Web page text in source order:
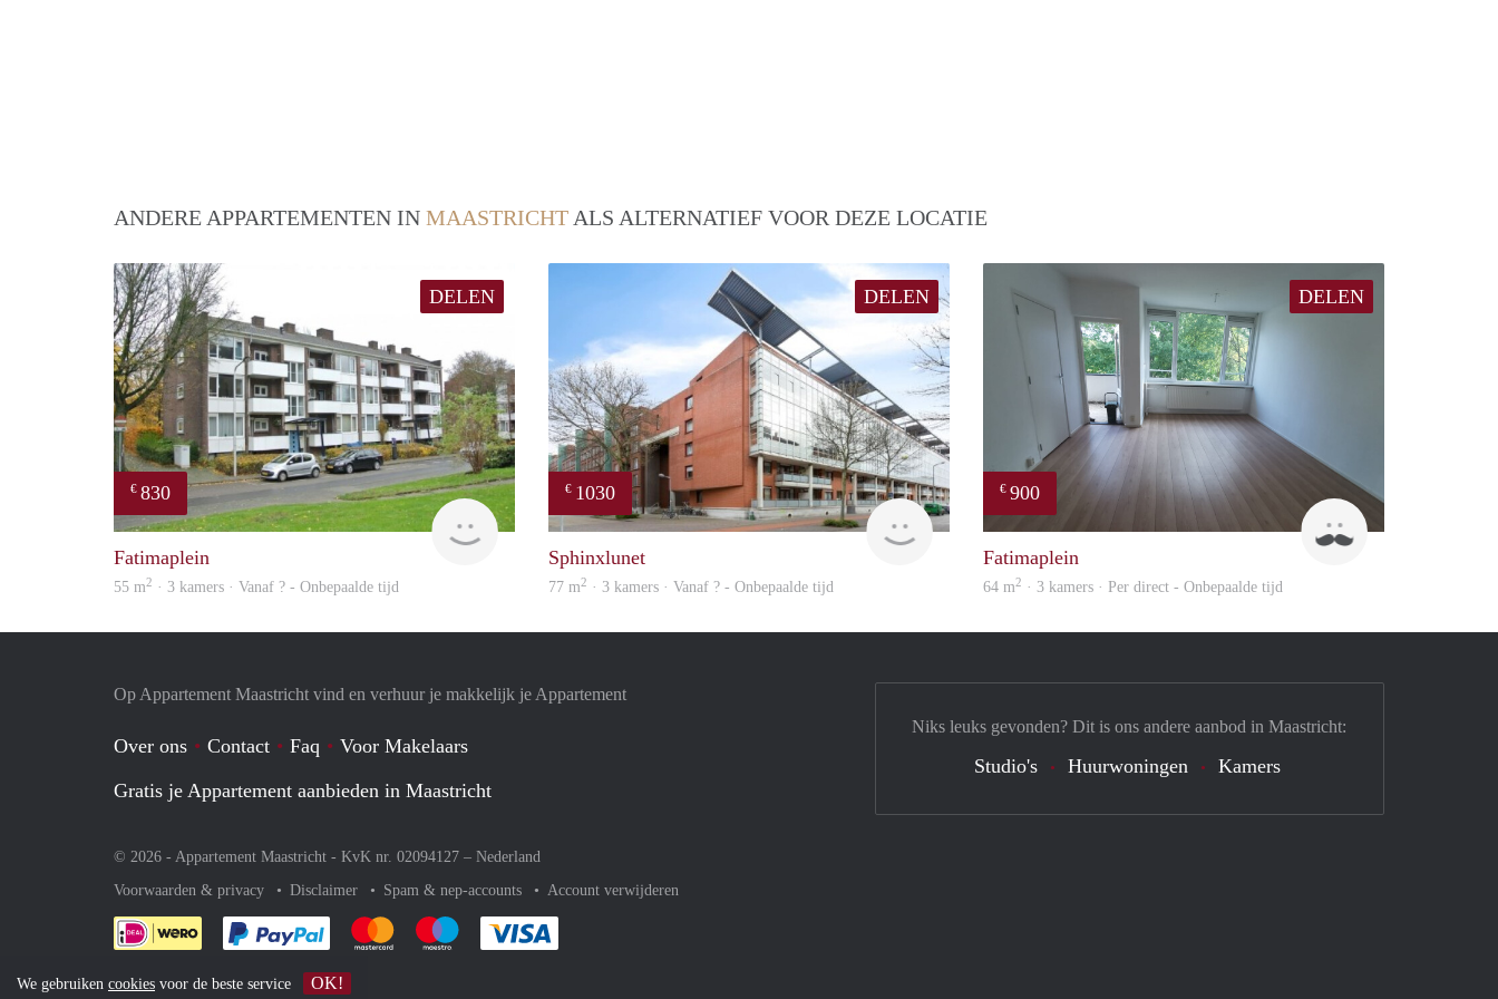
ANDERE APPARTEMENTEN IN MAASTRICHT ALS ALTERNATIEF VOOR DEZE LOCATIE
DELEN
€ 830
finder
Fatimaplein
55 m2 · 3 kamers · Vanaf ? - Onbepaalde tijd
DELEN
€ 1030
finder
Sphinxlunet
77 m2 · 3 kamers · Vanaf ? - Onbepaalde tijd
DELEN
€ 900
Fatimaplein
64 m2 · 3 kamers · Per direct - Onbepaalde tijd
Op Appartement Maastricht vind en verhuur je makkelijk je Appartement
Over ons Contact Faq
Voor Makelaars
Gratis je Appartement aanbieden in Maastricht
© 2026 - Appartement Maastricht - KvK nr. 02094127 – Nederland
Voorwaarden & privacy
Disclaimer Spam & nep-accounts Account verwijderen
Je rekent gemakkelijk af met Paypal
Je rekent gemakkelijk af met Mastercard
Je rekent gemakkelijk af met Meastro
Niks leuks gevonden? Dit is ons andere aanbod in Maastricht:
Studio's Huurwoningen Kamers
We gebruiken cookies voor de beste service OK!